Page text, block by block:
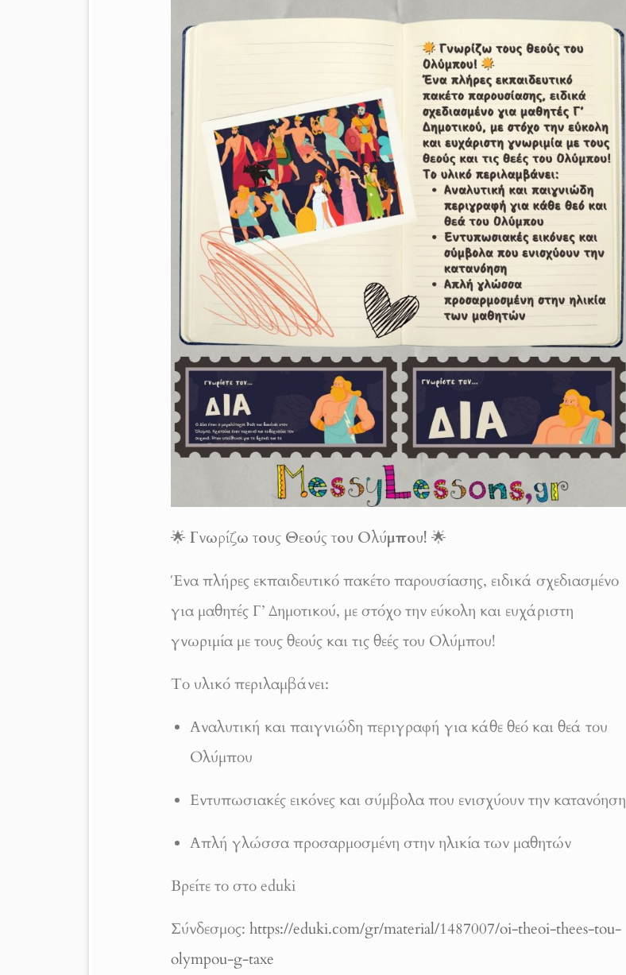
🌟Γνωρίζω τους Θεούς του Ολύμπου! 🌟
Ένα πλήρες εκπαιδευτικό πακέτο παρουσίασης, ειδικά σχεδιασμένο
για μαθητές Γ’ Δημοτικού, με στόχο την εύκολη και ευχάριστη
γνωριμία με τους θεούς και τις θεές του Ολύμπου!
Το υλικό περιλαμβάνει:
Αναλυτική και παιγνιώδη περιγραφή για κάθε θεό και θεά του
Ολύμπου
Εντυπωσιακές εικόνες και σύμβολα που ενισχύουν την κατανόηση
Απλή γλώσσα προσαρμοσμένη στην ηλικία των μαθητών
Βρείτε το στο eduki
Σύνδεσμος:https://eduki.com/gr/material/1487007/oi-theoi-thees-tou-
olympou-g-taxe